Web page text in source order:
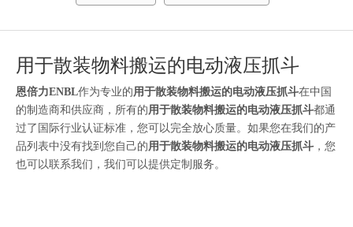
用于散装物料搬运的电动液压抓斗
恩倍力ENBL作为专业的用于散装物料搬运的电动液压抓斗在中国
的制造商和供应商，所有的用于散装物料搬运的电动液压抓斗都通
过了国际行业认证标准，您可以完全放心质量。如果您在我们的产
品列表中没有找到您自己的用于散装物料搬运的电动液压抓斗 ，您
也可以联系我们，我们可以提供定制服务。